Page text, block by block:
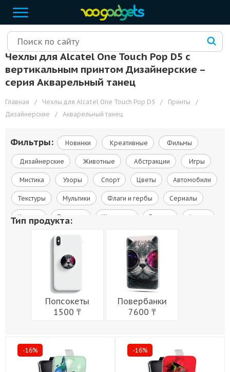
Чехлы для Alcatel One Touch Pop D5 с
вертикальным принтом Дизайнерские –
cерия Акварельный танец
Главная / Чехлы для Alcatel One Touch Pop D5 / Принты
/
Дизайнерские
/ Акварельный танец
Фильтры: Новинки Креативные Фильмы
Дизайнерские Животные Абстракции Игры
Мистика Узоры Спорт Цветы Автомобили
Текстуры Мультики Флаги и гербы Сериалы
Космос Природа Живопись Города Армия
Еда
Тип продукта:
Попсокеты
1500 ₸
Повербанки
7600 ₸
-16% -16%